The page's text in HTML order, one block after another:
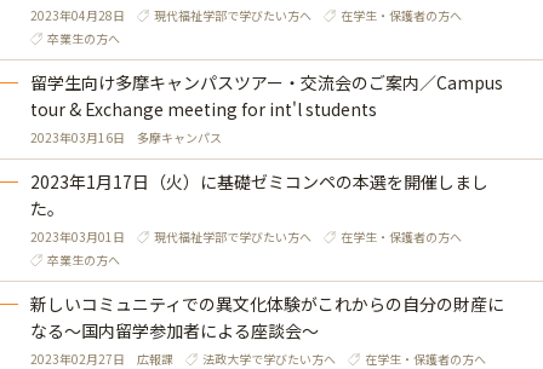
2023年04月28日 現代福祉学部で学びたい方へ
在学生・保護者の方へ
卒業生の方へ
留学生向け多摩キャンパスツアー・交流会のご案内／Campus
tour & Exchange meeting for int'l students
2023年03月16日 多摩キャンパス
2023年1月17日（火）に基礎ゼミコンペの本選を開催しまし
た。
2023年03月01日 現代福祉学部で学びたい方へ
在学生・保護者の方へ
卒業生の方へ
新しいコミュニティでの異文化体験がこれからの自分の財産に
なる～国内留学参加者による座談会～
2023年02月27日 広報課 法政大学で学びたい方へ
在学生・保護者の方へ